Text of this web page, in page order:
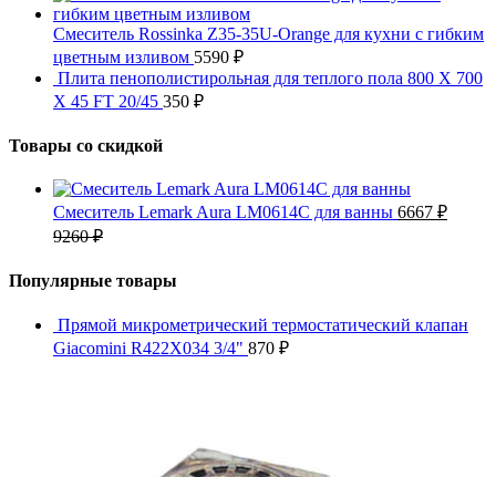
Смеситель Rossinka Z35-35U-Orange для кухни с гибким
цветным изливом 5590 ₽
Плита пенополистирольная для теплого пола 800 X 700
X 45 FT 20/45 350 ₽
Товары со скидкой
Смеситель Lemark Aura LM0614C для ванны 6667 ₽
9260₽
Популярные товары
Прямой микрометрический термостатический клапан
Giacomini R422X034 3/4" 870 ₽